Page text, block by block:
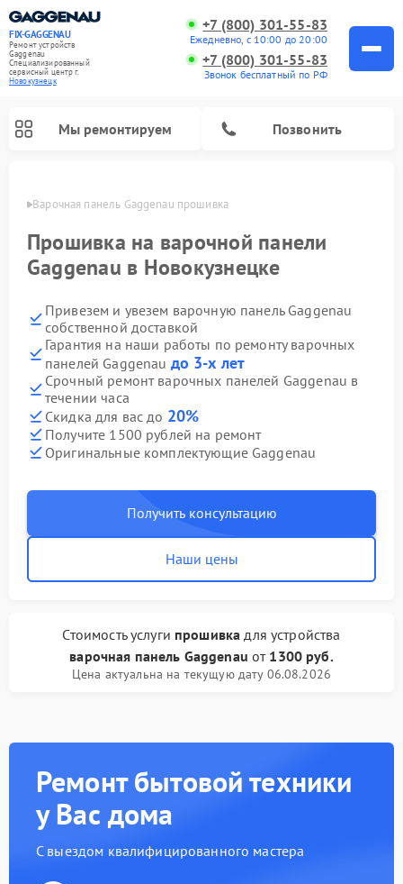
FIX-GAGGENAU
Ремонт устройств
Gaggenau
Специализированный
cервисный центр г.
Новокузнецк
+7 (800) 301-55-83
Ежедневно, с 10:00 до 20:00
+7 (800) 301-55-83
Звонок бесплатный по РФ
Мы ремонтируем Позвонить
Варочная панель Gaggenau прошивка
Прошивка на варочной панели
Gaggenau в Новокузнецке
Привезем и увезем варочную панель Gaggenau
собственной доставкой
Гарантия на наши работы по ремонту варочных
панелей Gaggenau до 3-х лет
Срочный ремонт варочных панелей Gaggenau в
течении часа
Скидка для вас до 20%
Получите 1500 рублей на ремонт
Оригинальные комплектующие Gaggenau
Получить консультацию
Наши цены
Стоимость услуги прошивка для устройства
варочная панель Gaggenau от 1300 руб.
Цена актуальна на текущую дату 06.08.2026
Ремонт бытовой техники
у Вас дома
С выездом квалифицированного мастера